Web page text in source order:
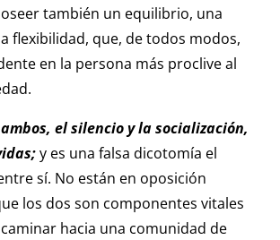
también un equilibrio, una
flexibilidad, que, de todos modos,
en la persona más proclive al
el silencio y la socialización,
y es una falsa dicotomía el
sí. No están en oposición
los dos son componentes vitales
hacia una comunidad de